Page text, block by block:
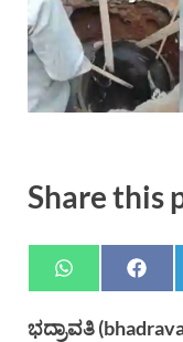
Share this
ಭದ್ರಾವತಿ